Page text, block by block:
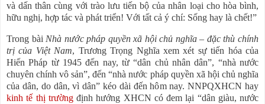
và dấn thân cùng với trào lưu tiến bộ của nhân loại cho hòa bình,
hữu nghị, hợp tác và phát triển! Với tất cả ý chí: Sống hay là chết!”
Trong bài Nhà nước pháp quyền xã hội chủ nghĩa – đặc thù chính
trị của Việt Nam, Trương Trọng Nghĩa xem xét sự tiến hóa của
Hiến Pháp từ 1945 đến nay, từ “dân chủ nhân dân”, “nhà nước
chuyên chính vô sản”, đến “nhà nước pháp quyền xã hội chủ nghĩa
của dân, do dân, vì dân” kéo dài đến hôm nay. NNPQXHCN hay
kinh tế thị trườngđịnh hướng XHCN có đem lại “dân giàu, nước